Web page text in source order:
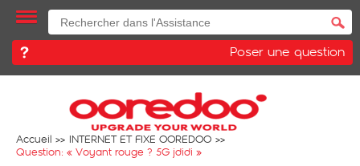
Poser une question
Accueil
INTERNET ET FIXE OOREDOO
Question: « Voyant rouge ? 5G jdidi »